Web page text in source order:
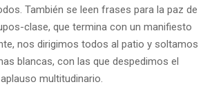
También se leen frases para la paz de
clase, que termina con un manifiesto
nos dirigimos todos al patio y soltamos
blancas, con las que despedimos el
multitudinario.